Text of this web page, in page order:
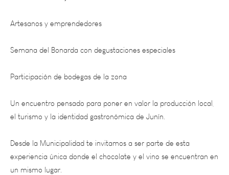
Semana del Bonarda con degustaciones especiales
Participación de bodegas de la zona
Un encuentro pensado para poner en valor la producción local,
el turismo y la identidad gastronómica de Junín.
Desde la Municipalidad te invitamos a ser parte de esta
experiencia única donde el chocolate y el vino se encuentran en
un mismo lugar.